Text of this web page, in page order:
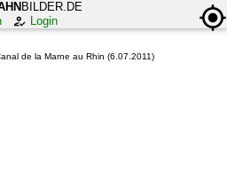
BILDER.DE
Login
de la Marne au Rhin (6.07.2011)